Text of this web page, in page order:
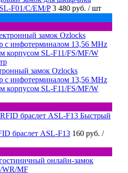
F01/C/EM/P 3 480 руб. / шт
замок Ozlocks
с инфотерминалом 13,56 MHz
корпусом SL-F11/FS/MF/W
Быстрый
браслет ASL-F13 160 руб. /